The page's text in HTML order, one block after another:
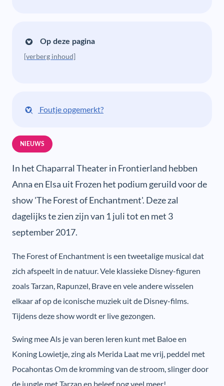
Op deze pagina
[verberg inhoud]
Foutje opgemerkt?
NIEUWS
In het Chaparral Theater in Frontierland hebben
Anna en Elsa uit Frozen het podium geruild voor de
show 'The Forest of Enchantment'. Deze zal
dagelijks te zien zijn van 1 juli tot en met 3
september 2017.
The Forest of Enchantment is een tweetalige musical dat
zich afspeelt in de natuur. Vele klassieke Disney-figuren
zoals Tarzan, Rapunzel, Brave en vele andere wisselen
elkaar af op de iconische muziek uit de Disney-films.
Tijdens deze show wordt er live gezongen.
Swing meeAls je van beren leren kunt met Baloe en
Koning Lowietje, zing als Merida Laat me vrij, peddel met
PocahontasOm de kromming van de stroom, slinger door
de jungle met Tarzan en beleef nog veel meer!